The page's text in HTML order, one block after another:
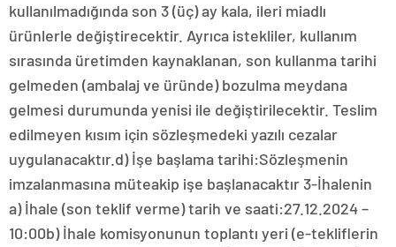
kullanılmadığında son 3 (üç) ay kala, ileri miadlı
ürünlerle değiştirecektir. Ayrıca istekliler, kullanım
sırasında üretimden kaynaklanan, son kullanma tarihi
gelmeden (ambalaj ve üründe) bozulma meydana
gelmesi durumunda yenisi ile değiştirilecektir. Teslim
edilmeyen kısım için sözleşmedeki yazılı cezalar
uygulanacaktır.d) İşe başlama tarihi:Sözleşmenin
imzalanmasına müteakip işe başlanacaktır 3-İhalenin
a) İhale (son teklif verme) tarih ve saati:27.12.2024 –
10:00b) İhale komisyonunun toplantı yeri (e-tekliflerin